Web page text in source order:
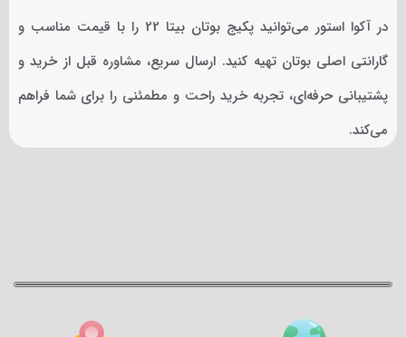
در آکوا استور می‌توانید پکیج بوتان بیتا 22 را با قیمت مناسب و
گارانتی اصلی بوتان تهیه کنید. ارسال سریع، مشاوره قبل از خرید و
پشتیبانی حرفه‌ای، تجربه خرید راحت و مطمئنی را برای شما فراهم
می‌کند.